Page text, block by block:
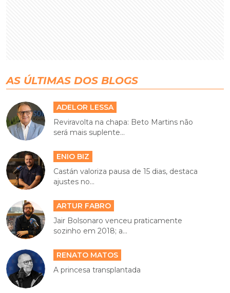
AS ÚLTIMAS DOS BLOGS
ADELOR LESSA
Reviravolta na chapa: Beto Martins não
será mais suplente...
ENIO BIZ
Castán valoriza pausa de 15 dias, destaca
ajustes no...
ARTUR FABRO
Jair Bolsonaro venceu praticamente
sozinho em 2018; a...
RENATO MATOS
A princesa transplantada